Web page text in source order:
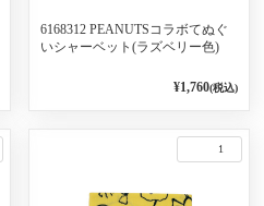
6168312 PEANUTSコラボてぬぐ
いシャーベット(ラズベリー色)
¥1,760(税込)
1